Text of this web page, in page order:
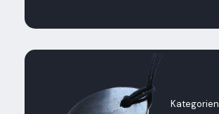
Kategorien